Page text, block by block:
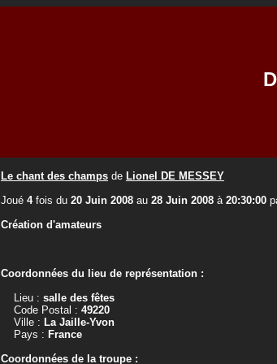
Le chant des champs de Lionel DE MESSEY
Joué 4fois du 20 Juin 2008 au 28 Juin 2008 à 20:30:00
Création d'amateurs
Coordonnées du lieu de représentation :
Lieu : salle des fêtes
Code Postal : 49220
Ville : La Jaille-Yvon
Pays : France
Coordonnées de la troupe :